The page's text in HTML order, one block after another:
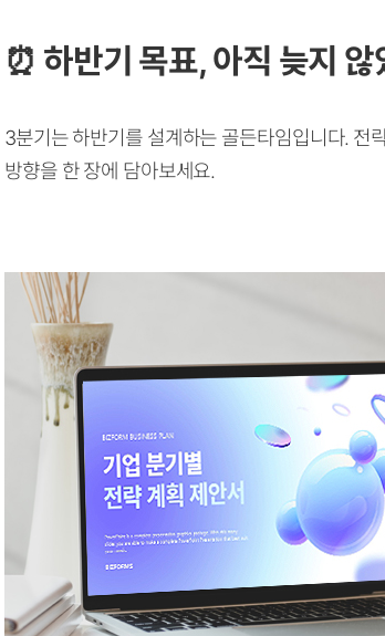
⏰ 하반기 목표, 아직 늦지
3분기는 하반기를 설계하는 골든타임입니다. 전
방향을 한 장에 담아보세요.